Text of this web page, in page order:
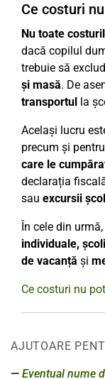
Ce costuri
Nu toate
dacă copilul
trebuie să
și masă. De
transportul
la
Același lucru
precum și pentru
care le
declarația
sau excursii
În cele din
individuale,
de vacanță și
Ce costuri nu
AJUTOARE
Eventual nume